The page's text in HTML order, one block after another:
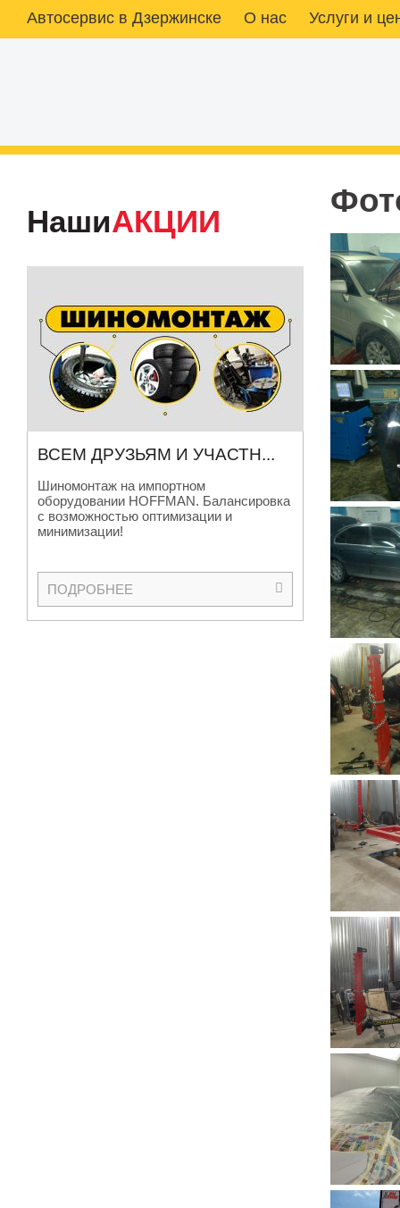
Автосервис в Дзержинске О нас Услуги и
НашиАКЦИИ
ВСЕМ ДРУЗЬЯМ И УЧАСТН...
Шиномонтаж на импортном
оборудовании HOFFMAN. Балансировка
с возможностью оптимизации и
минимизации!
ПОДРОБНЕЕ